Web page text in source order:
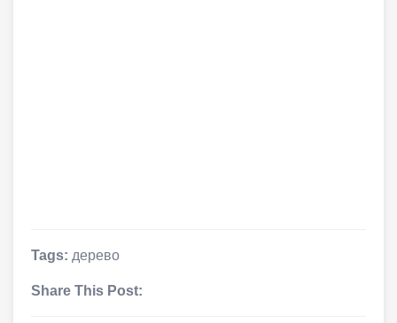
Tags: дерево
Share This Post: